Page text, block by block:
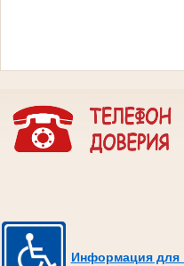
Информация для